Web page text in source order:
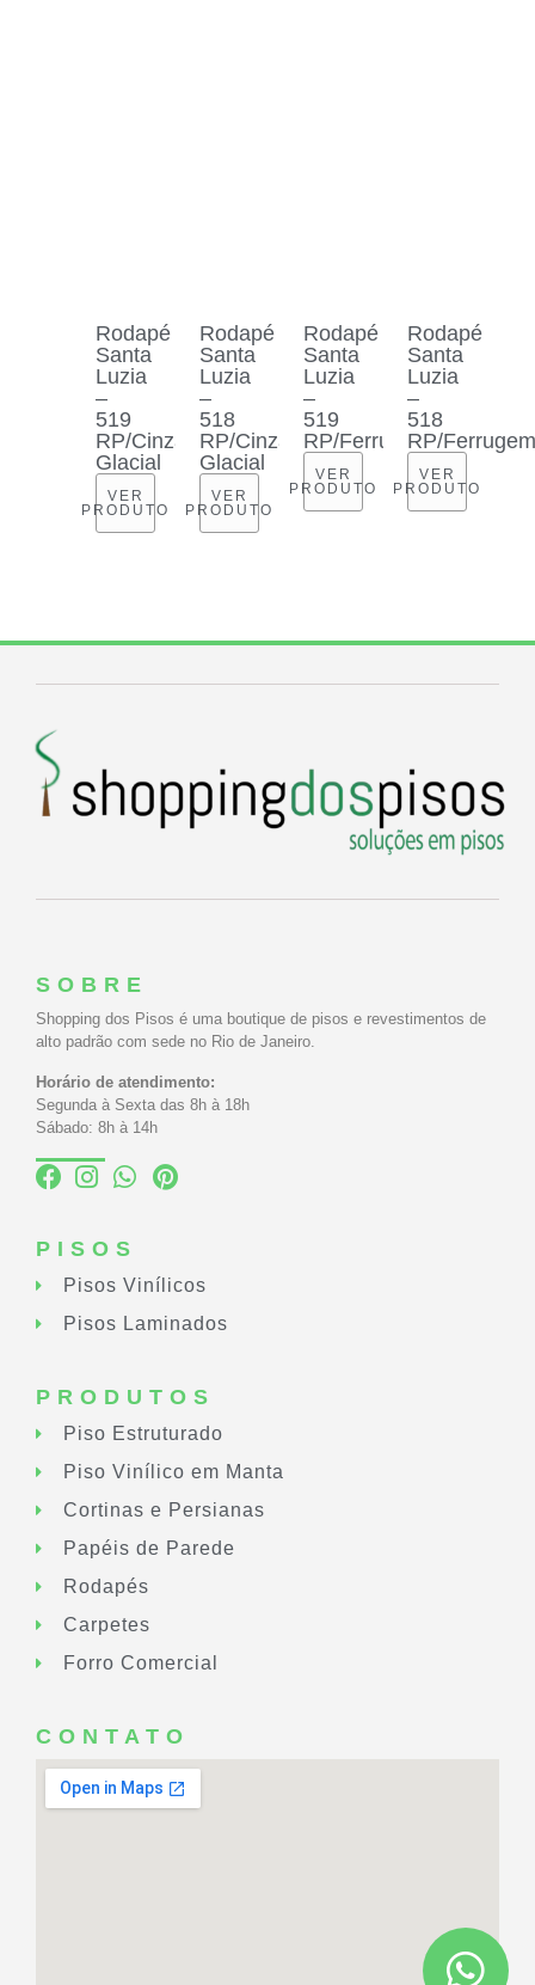
Rodapé
Santa
Luzia
–
519
RP/Cinza
Glacial
VER
PRODUTO
Rodapé
Santa
Luzia
–
518
RP/Cinza
Glacial
VER
PRODUTO
Rodapé
Santa
Luzia
–
519
RP/Ferrugem
VER
PRODUTO
Rodapé
Santa
Luzia
–
518
RP/Ferrugem
VER
PRODUTO
SOBRE
Shopping dos Pisos é uma boutique de pisos e revestimentos de
alto padrão com sede no Rio de Janeiro.
Horário de atendimento:
Segunda à Sexta das 8h à 18h
Sábado: 8h à 14h
PISOS
Pisos Vinílicos
Pisos Laminados
PRODUTOS
Piso Estruturado
Piso Vinílico em Manta
Cortinas e Persianas
Papéis de Parede
Rodapés
Carpetes
Forro Comercial
CONTATO